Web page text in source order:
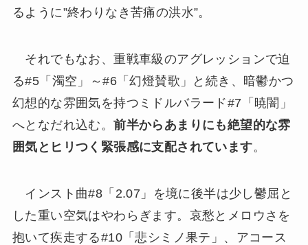
るように”終わりなき苦痛の洪水”。
それでもなお、重戦車級のアグレッションで迫
る#5「濁空」～#6「幻燈賛歌」と続き、暗鬱かつ
幻想的な雰囲気を持つミドルバラード#7「暁闇」
へとなだれ込む。前半からあまりにも絶望的な雰
囲気とヒリつく緊張感に支配されています。
インスト曲#8「2.07」を境に後半は少し鬱屈と
した重い空気はやわらぎます。哀愁とメロウさを
抱いて疾走する#10「悲シミノ果テ」、アコース